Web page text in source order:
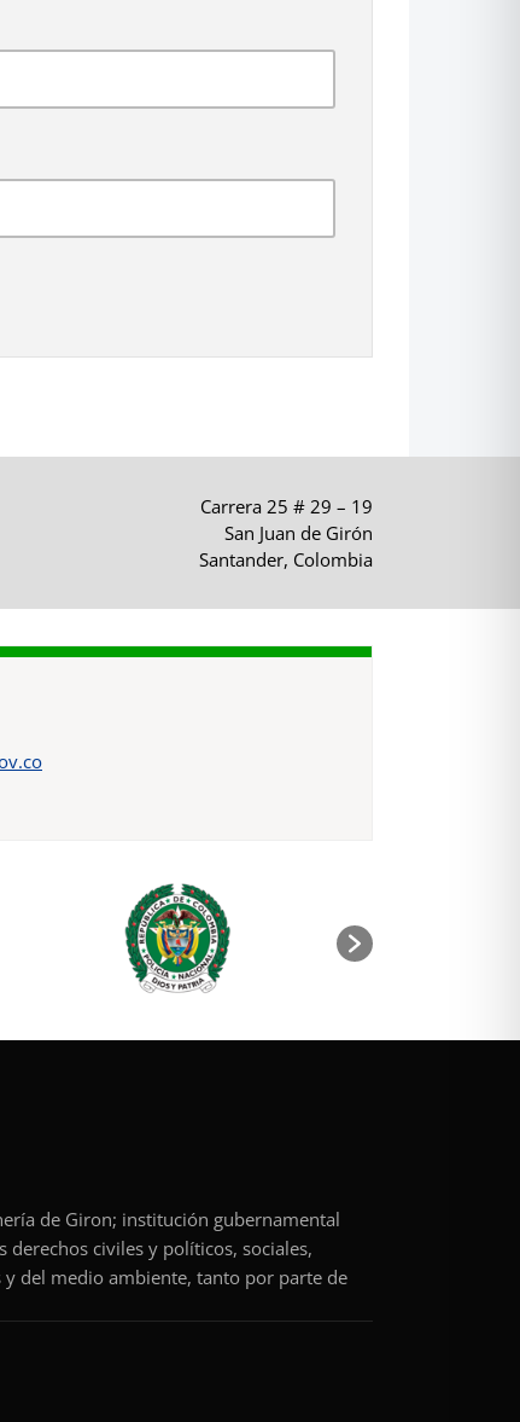
Carrera 25 # 29 – 19
San Juan de Girón
Santander, Colombia
de Giron; institución gubernamental
civiles y políticos, sociales,
del medio ambiente, tanto por parte de